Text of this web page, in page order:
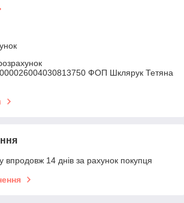
ФОП Шклярук Тетяна
впродовж 14 днів за рахунок покупця